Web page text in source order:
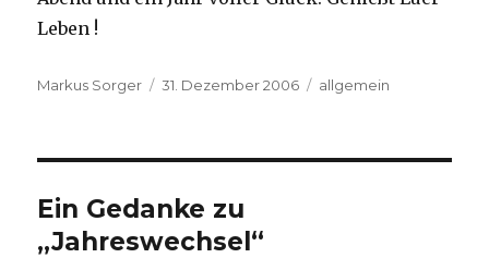
Leben !
Autor
Markus Sorger
Veröffentlicht
31. Dezember 2006 Kategorien
allgemein
Ein Gedanke zu
„Jahreswechsel“